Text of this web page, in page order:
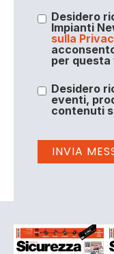
Desidero
Impianti
sulla
per
Desidero
eventi,
contenuti